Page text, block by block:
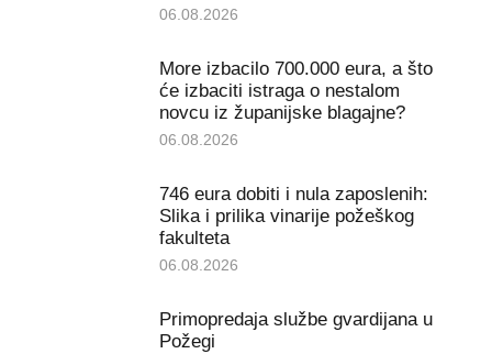
06.08.2026
More izbacilo 700.000 eura, a što
će izbaciti istraga o nestalom
novcu iz županijske blagajne?
06.08.2026
746 eura dobiti i nula zaposlenih:
Slika i prilika vinarije požeškog
fakulteta
06.08.2026
Primopredaja službe gvardijana u
Požegi